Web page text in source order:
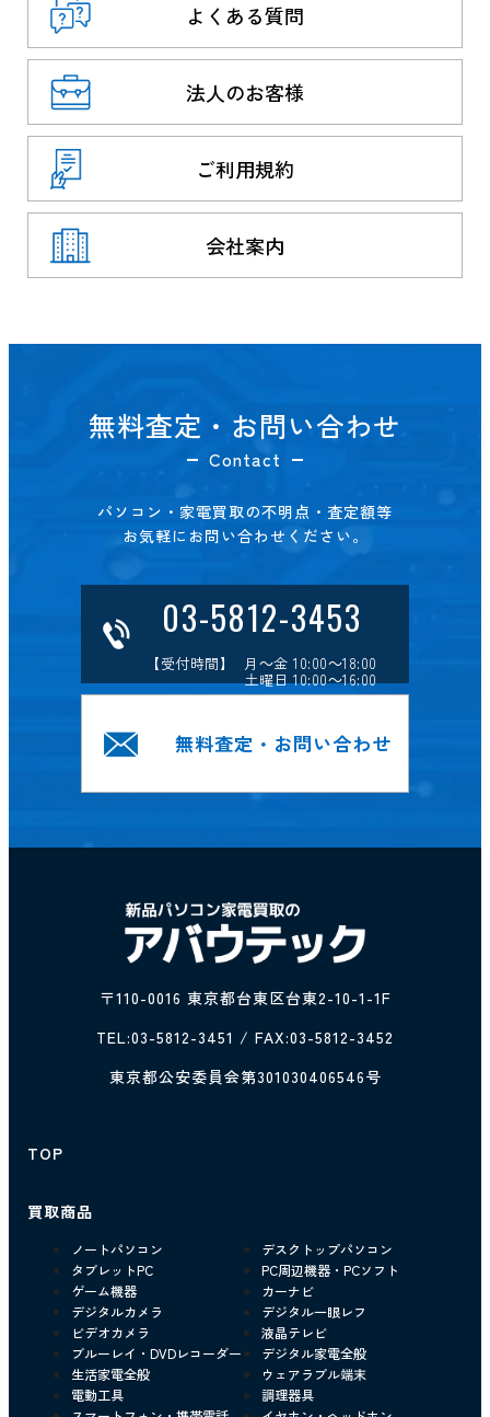
よくある質問
法人のお客様
ご利用規約
会社案内
無料査定・お問い合わせ
Contact
パソコン・家電買取の不明点・査定額等
お気軽にお問い合わせください。
03-5812-3453
【受付時間】 月～金 10:00～18:00
土曜日 10:00～16:00
無料査定・お問い合わせ
〒110-0016 東京都台東区台東2-10-1-1F
TEL:03-5812-3451 / FAX:03-5812-3452
東京都公安委員会第301030406546号
TOP
買取商品
ノートパソコン
デスクトップパソコン
タブレットPC
PC周辺機器・PCソフト
ゲーム機器
カーナビ
デジタルカメラ
デジタル一眼レフ
ビデオカメラ
液晶テレビ
ブルーレイ・DVDレコーダー
デジタル家電全般
生活家電全般
ウェアラブル端末
電動工具
調理器具